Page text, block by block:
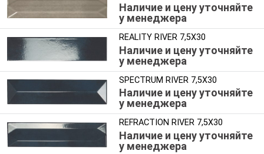
Наличие и цену уточняйте
у менеджера
REALITY RIVER 7,5X30
Наличие и цену уточняйте
у менеджера
SPECTRUM RIVER 7,5X30
Наличие и цену уточняйте
у менеджера
REFRACTION RIVER 7,5X30
Наличие и цену уточняйте
у менеджера